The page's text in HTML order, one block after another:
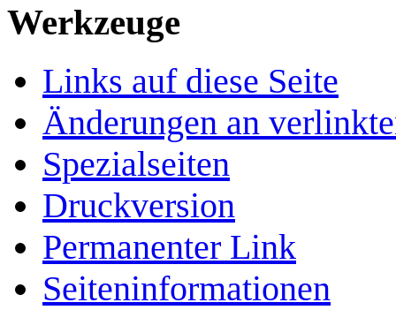
Werkzeuge
Links auf diese Seite
Änderungen an
Spezialseiten
Druckversion
Permanenter Link
Seiten­­informationen